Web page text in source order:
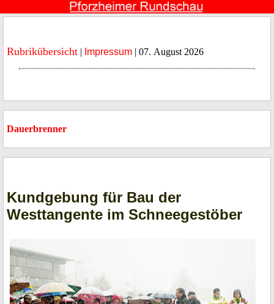
Rubrikübersicht | Impressum | 07. August 2026
Dauerbrenner
Kundgebung für Bau der
Westtangente im Schneegestöber